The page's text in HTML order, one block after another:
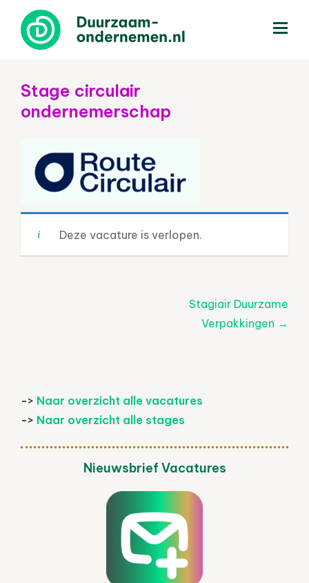
Stage circulair
ondernemerschap
Deze vacature is verlopen.
Stagiair Duurzame
Verpakkingen →
-> Naar overzicht alle vacatures
-> Naar overzicht alle stages
Nieuwsbrief Vacatures